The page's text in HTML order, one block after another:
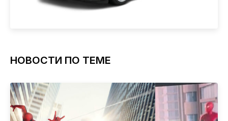
НОВОСТИ ПО ТЕМЕ